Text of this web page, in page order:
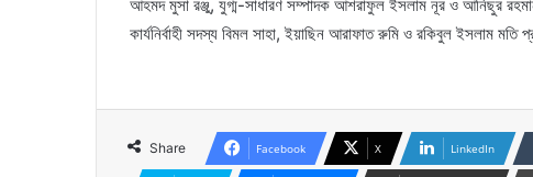
আহমদ মুসা রঞ্জু, যুগ্ম-সাধারণ সম্পাদক আশরাফুল ইসলাম নূর ও আনিছুর
কার্যনির্বাহী সদস্য বিমল সাহা, ইয়াছিন আরাফাত রুমি ও রকিবুল ইসলাম মতি
Share Facebook X LinkedIn